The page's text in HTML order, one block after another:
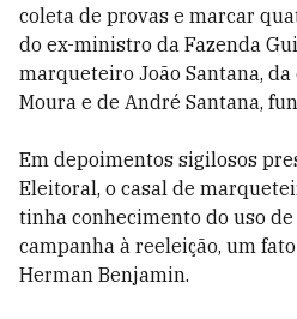
coleta de provas e marcar
do ex-ministro da Fazenda
marqueteiro João Santana,
Moura e de André Santana,
Em depoimentos sigilosos
Eleitoral, o casal de
tinha conhecimento do uso
campanha à reeleição, um
Herman Benjamin.